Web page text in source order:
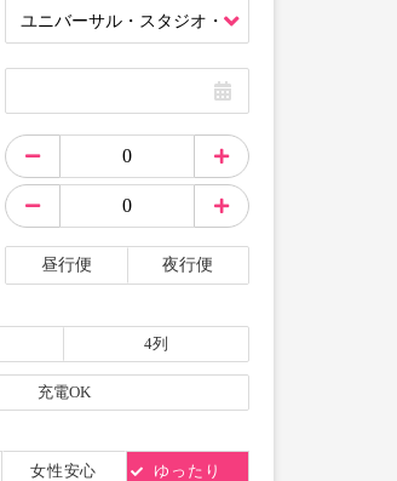
昼行便 夜行便
4列
充電OK
女性安心 ゆったり